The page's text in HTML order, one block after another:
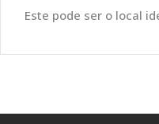
Este pode ser o local